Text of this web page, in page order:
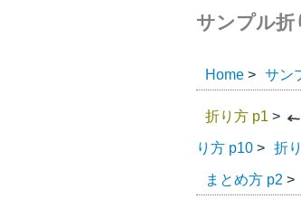
サンプル折
Home > サン
折り方 p1 >
り方 p10 > 折
まとめ方 p2 >